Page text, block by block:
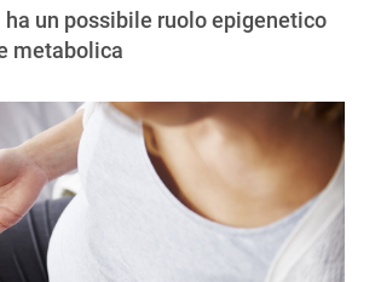
ha un possibile ruolo epigenetico
metabolica